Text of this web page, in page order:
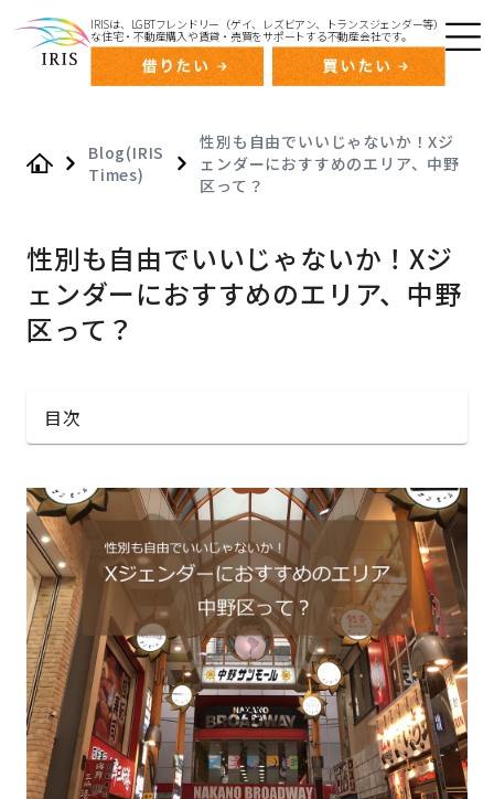
IRISは、LGBTフレンドリー（ゲイ、レズビアン、トランスジェンダー等）
な住宅・不動産購入や賃貸・売買をサポートする不動産会社です。
Blog(IRIS
Times)
性別も自由でいいじゃないか！Xジ
ェンダーにおすすめのエリア、中野
区って？
性別も自由でいいじゃないか！Xジ
ェンダーにおすすめのエリア、中野
区って？
目次